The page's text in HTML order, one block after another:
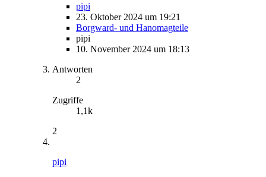
pipi
23. Oktober 2024 um 19:21
Borgward- und Hanomagteile
pipi
10. November 2024 um 18:13
Antworten
2
Zugriffe
1,1k
2
pipi